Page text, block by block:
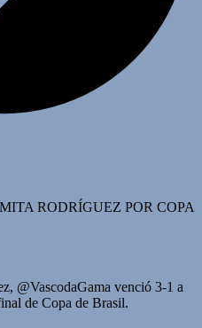
RODRÍGUEZ POR COPA
@VascodaGama venció 3-1 a
de Copa de Brasil.